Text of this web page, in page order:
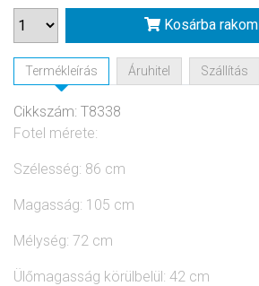
Kosárba rakom
Termékleírás Áruhitel Szállítás
Cikkszám: T8338
Fotel mérete:
Szélesség: 86 cm
Magasság: 105 cm
Mélység: 72 cm
Ülőmagasság körülbelül: 42 cm